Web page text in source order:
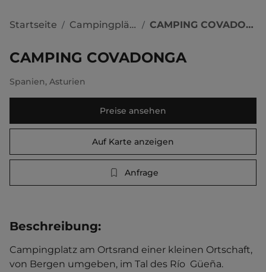
Startseite / Campingplätze / CAMPING COVADONGA
CAMPING COVADONGA
Spanien, Asturien
Preise ansehen
Auf Karte anzeigen
Anfrage
Beschreibung:
Campingplatz am Ortsrand einer kleinen Ortschaft,
von Bergen umgeben, im Tal des Río  Güeña.